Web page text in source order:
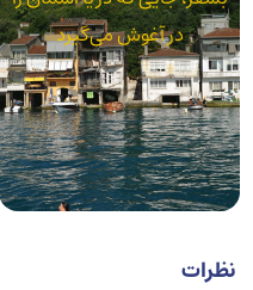
بی‌پایان فوتبال نفس می‌کشد
نظرات